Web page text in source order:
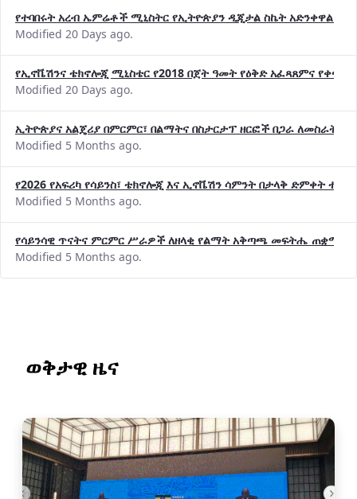
የተባበሩት አረብ ኤምሬቶች ሚኒስትር የኢትዮጵያን ዲጂታል ስኬት አድንቀዋል
Modified 20 Days ago.
የኢኖቬሽንና ቴክኖሎጂ ሚኒስቴር የ2018 በጀት ዓመት የዕቅድ አፈጻጸምና
Modified 20 Days ago.
ኢትዮጵያና አልጄሪያ በምርምር፣ በልማትና በስታርታፕ ዘርፎች በጋራ ለመስራት
Modified 5 Months ago.
የ2026 የአፍሪካ የሳይንስ፣ ቴክኖሎጂ እና ኢኖቬሽን ሳምንት በታላቅ ድምቀት
Modified 5 Months ago.
የሳይንሳዊ ጥናትና ምርምር ሥራዎች ለዘላቂ የልማት አቅጣጫ መፍትሔ ጠቋሚ
Modified 5 Months ago.
ወቅታዊ ዜና